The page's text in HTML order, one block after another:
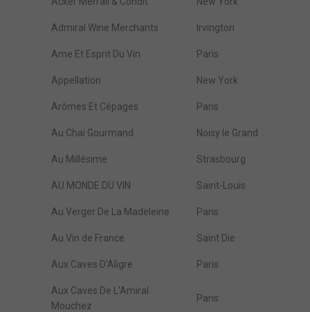
Admiral Wine Merchants Irvington
Ame Et Esprit Du Vin Paris
Appellation New York
Arômes Et Cépages Paris
Au Chai Gourmand Noisy le Grand
Au Millésime Strasbourg
AU MONDE DU VIN Saint-Louis
Au Verger De La Madeleine Paris
Au Vin de France Saint Die
Aux Caves D'Aligre Paris
Aux Caves De L'Amiral
Mouchez
Paris